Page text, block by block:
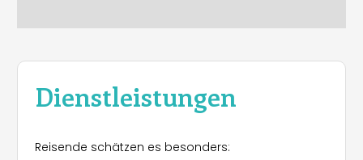
Dienstleistungen
Reisende schätzen es besonders: